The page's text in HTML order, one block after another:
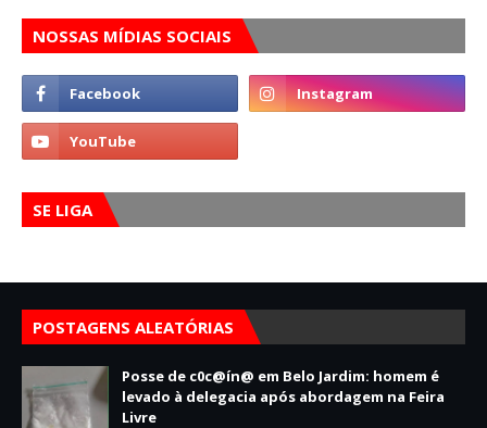
NOSSAS MÍDIAS SOCIAIS
SE LIGA
POSTAGENS ALEATÓRIAS
Posse de c0c@ín@ em Belo Jardim: homem é
levado à delegacia após abordagem na Feira
Livre